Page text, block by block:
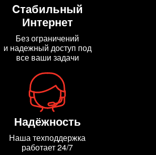
Cтабильный
Интернет
Без ограничений
и надежный доступ под
все ваши задачи
Надёжность
Наша техподдержка
работает 24/7